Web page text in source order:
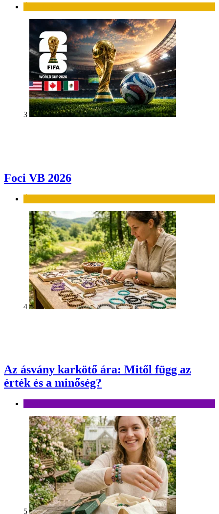
3
Foci VB 2026
4
Az ásvány karkötő ára: Mitől függ az
érték és a minőség?
5